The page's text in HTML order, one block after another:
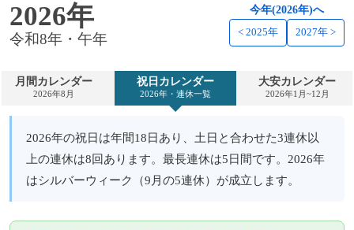
2026年
令和8年・午年
今年(2026年)へ
< 2025年 2027年 >
月間カレンダー
2026年8月
祝日カレンダー
2026年・連休一覧
大安カレンダー
2026年1月~12月
2026年の祝日は年間18日あり、土日と合わせた3連休以
上の連休は8回あります。最長連休は5日間です。2026年
はシルバーウィーク（9月の5連休）が成立します。